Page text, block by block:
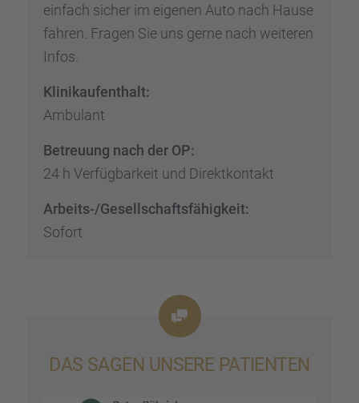
einfach sicher im eigenen Auto nach Hause
fahren. Fragen Sie uns gerne nach weite­ren
Infos.
Klinik­auf­ent­halt:
Ambulant
Betreu­ung nach der OP:
24 h Verfüg­bar­keit und Direkt­kon­takt
Arbeits-/Gesell­schafts­fä­hig­keit:
Sofort
DAS SAGEN UNSERE PATIEN­TEN